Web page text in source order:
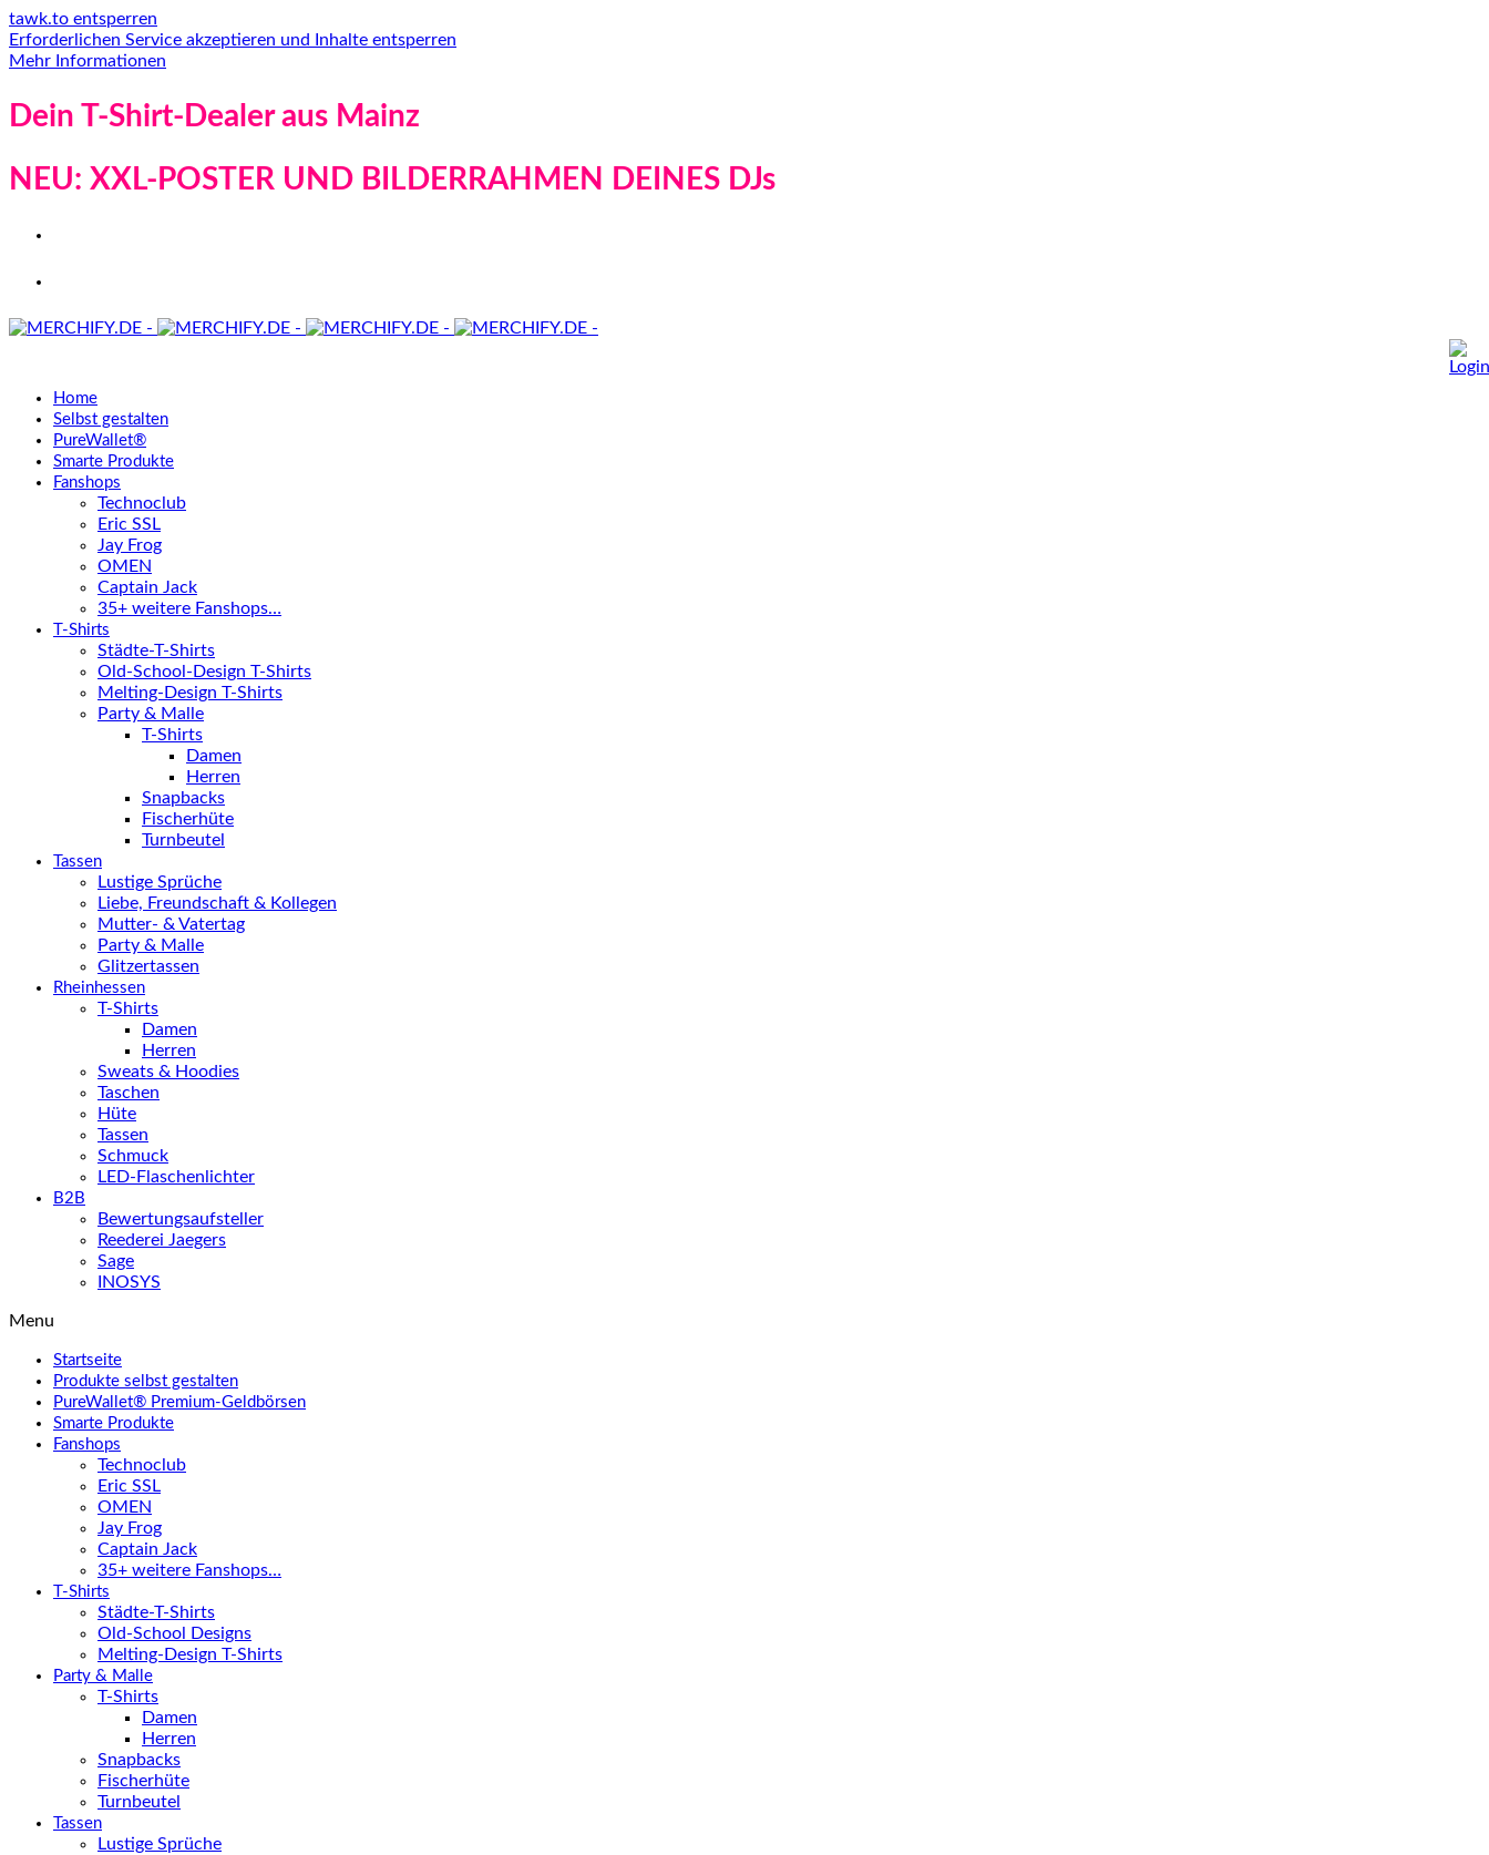
tawk.to entsperren
Erforderlichen Service akzeptieren und Inhalte entsperren
Mehr Informationen
Dein T-Shirt-Dealer aus Mainz
NEU: XXL-POSTER UND BILDERRAHMEN DEINES DJs
Home
Selbst gestalten
PureWallet®
Smarte Produkte
Fanshops
Technoclub
Eric SSL
Jay Frog
OMEN
Captain Jack
35+ weitere Fanshops…
T-Shirts
Städte-T-Shirts
Old-School-Design T-Shirts
Melting-Design T-Shirts
Party & Malle
T-Shirts
Damen
Herren
Snapbacks
Fischerhüte
Turnbeutel
Tassen
Lustige Sprüche
Liebe, Freundschaft & Kollegen
Mutter- & Vatertag
Party & Malle
Glitzertassen
Rheinhessen
T-Shirts
Damen
Herren
Sweats & Hoodies
Taschen
Hüte
Tassen
Schmuck
LED-Flaschenlichter
B2B
Bewertungsaufsteller
Reederei Jaegers
Sage
INOSYS
Menu
Startseite
Produkte selbst gestalten
PureWallet® Premium-Geldbörsen
Smarte Produkte
Fanshops
Technoclub
Eric SSL
OMEN
Jay Frog
Captain Jack
35+ weitere Fanshops…
T-Shirts
Städte-T-Shirts
Old-School Designs
Melting-Design T-Shirts
Party & Malle
T-Shirts
Damen
Herren
Snapbacks
Fischerhüte
Turnbeutel
Tassen
Lustige Sprüche